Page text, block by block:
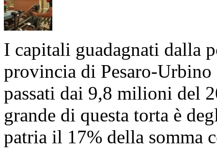
I capitali guadagnati dalla
provincia di Pesaro-
passati dai 9,8 milioni del
grande di questa torta è
patria il 17% della somma